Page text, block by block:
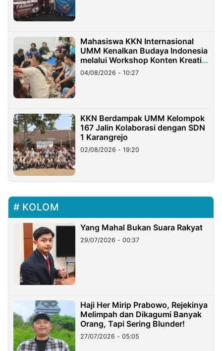
Mahasiswa KKN Internasional
UMM Kenalkan Budaya Indonesia
melalui Workshop Konten Kreatif
di Taiwan
04/08/2026 - 10:27
KKN Berdampak UMM Kelompok
167 Jalin Kolaborasi dengan SDN
1 Karangrejo
02/08/2026 - 19:20
KOLOM
Yang Mahal Bukan Suara Rakyat
29/07/2026 - 00:37
Haji Her Mirip Prabowo, Rejekinya
Melimpah dan Dikagumi Banyak
Orang, Tapi Sering Blunder!
27/07/2026 - 05:05